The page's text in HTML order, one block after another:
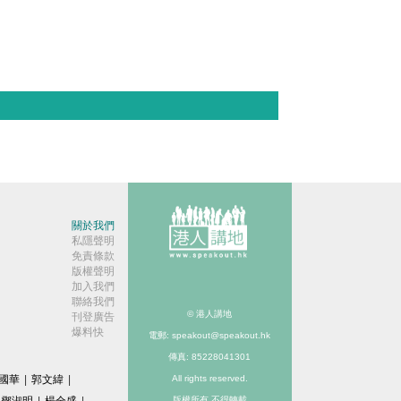
關於我們
私隱聲明
免責條款
版權聲明
加入我們
聯絡我們
刊登廣告
爆料快
華 | 郭文緯 |
© 港人講地
電郵: speakout@speakout.hk
傳真: 85228041301
All rights reserved.